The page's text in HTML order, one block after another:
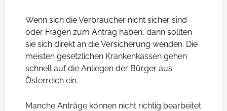
Wenn sich die Verbraucher nicht sicher sind
oder Fragen zum Antrag haben, dann sollten
sie sich direkt an die Versicherung wenden. Die
meisten gesetzlichen Krankenkassen gehen
schnell auf die Anliegen der Bürger aus
Österreich ein.
Manche Anträge können nicht richtig bearbeitet